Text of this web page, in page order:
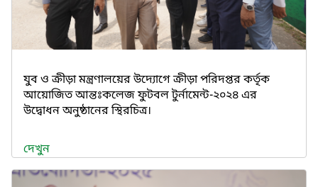
যুব ও ক্রীড়া মন্ত্রণালয়ের উদ্যোগে ক্রীড়া পরিদপ্তর কর্তৃক
আয়োজিত আন্তঃকলেজ ফুটবল টুর্নামেন্ট-২০২৪ এর
উদ্বোধন অনুষ্ঠানের স্থিরচিত্র।
দেখুন